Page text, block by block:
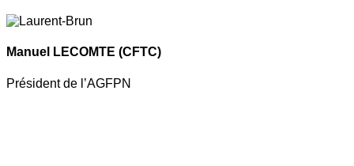
Manuel LECOMTE (CFTC)
Président de l’AGFPN